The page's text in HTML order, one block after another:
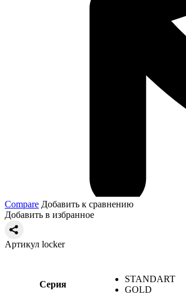
Compare Добавить к сравнению
Добавить в избранное
Артикул locker
Серия
STANDART
GOLD